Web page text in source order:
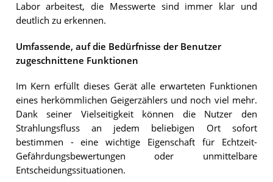
Labor arbeitest, die Messwerte sind immer klar und
deutlich zu erkennen.
Umfassende, auf die Bedürfnisse der Benutzer
zugeschnittene Funktionen
Im Kern erfüllt dieses Gerät alle erwarteten Funktionen
eines herkömmlichen Geigerzählers und noch viel mehr.
Dank seiner Vielseitigkeit können die Nutzer den
Strahlungsfluss an jedem beliebigen Ort sofort
bestimmen - eine wichtige Eigenschaft für Echtzeit-
Gefährdungsbewertungen oder unmittelbare
Entscheidungssituationen.